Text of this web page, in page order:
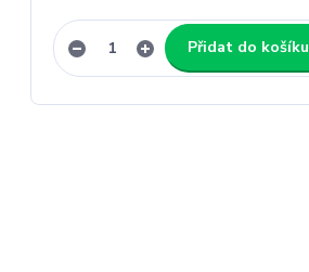
Přidat do košíku